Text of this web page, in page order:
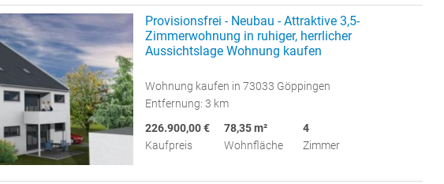
Provisionsfrei - Neubau - Attraktive 3,5-
Zimmerwohnung in ruhiger, herrlicher
Aussichtslage Wohnung kaufen
Wohnung kaufen in 73033 Göppingen
Entfernung: 3 km
226.900,00 €
Kaufpreis
78,35 m²
Wohnfläche
4
Zimmer